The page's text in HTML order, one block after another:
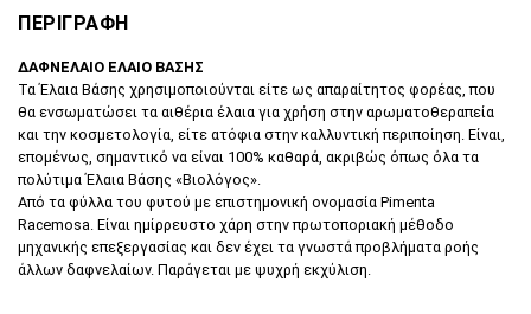
ΠΕΡΙΓΡΑΦΗ
ΔΑΦΝΕΛΑΙΟ ΕΛΑΙΟ ΒΑΣΗΣ
Τα Έλαια Βάσης χρησιμοποιούνται είτε ως απαραίτητος φορέας, που
θα ενσωματώσει τα αιθέρια έλαια για χρήση στην αρωματοθεραπεία
και την κοσμετολογία, είτε ατόφια στην καλλυντική περιποίηση. Είναι,
επομένως, σημαντικό να είναι 100% καθαρά, ακριβώς όπως όλα τα
πολύτιμα Έλαια Βάσης «Βιολόγος».
Από τα φύλλα του φυτού με επιστημονική ονομασία Pimenta
Racemosa. Είναι ημίρρευστο χάρη στην πρωτοποριακή μέθοδο
μηχανικής επεξεργασίας και δεν έχει τα γνωστά προβλήματα ροής
άλλων δαφνελαίων. Παράγεται με ψυχρή εκχύλιση.